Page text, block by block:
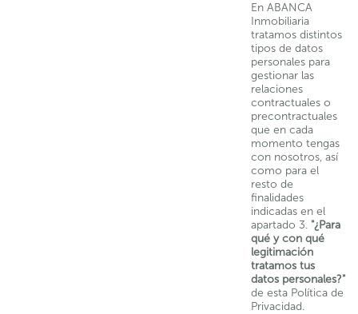
En ABANCA
Inmobiliaria
tratamos distintos
tipos de datos
personales para
gestionar las
relaciones
contractuales o
precontractuales
que en cada
momento tengas
con nosotros, así
como para el
resto de
finalidades
indicadas en el
apartado 3. "¿Para
qué y con qué
legitimación
tratamos tus
datos personales?"
de esta Política de
Privacidad.